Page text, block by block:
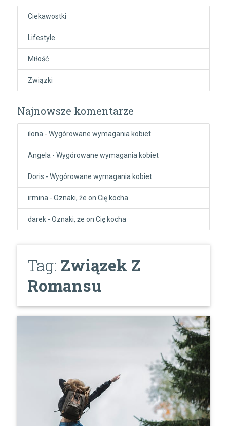
Ciekawostki
Lifestyle
Miłość
Związki
Najnowsze komentarze
ilona - Wygórowane wymagania kobiet
Angela - Wygórowane wymagania kobiet
Doris - Wygórowane wymagania kobiet
irmina - Oznaki, że on Cię kocha
darek- Oznaki, że on Cię kocha
Tag: Związek Z
Romansu